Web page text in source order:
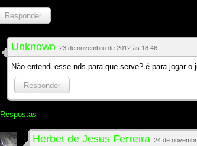
Responder
Unknown 23 de novembro de 2012 às 18:46
Não entendi esse nds para que serve? é para jogar o
Responder
Respostas
Herbet de Jesus Ferreira 24 de